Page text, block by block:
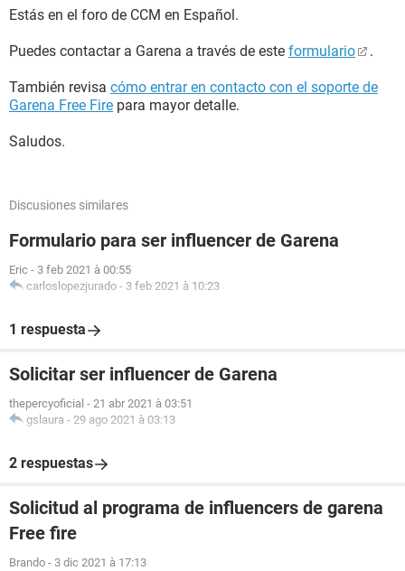
Estás en el foro de CCM en Español.
Puedes contactar a Garena a través de este formulario .
También revisa cómo entrar en contacto con el soporte de
Garena Free Fire para mayor detalle.
Saludos.
Discusiones similares
Formulario para ser influencer de Garena
Eric - 3 feb 2021 à 00:55
carloslopezjurado - 3 feb 2021 à 10:23
1 respuesta
Solicitar ser influencer de Garena
thepercyoficial - 21 abr 2021 à 03:51
gslaura - 29 ago 2021 à 03:13
2 respuestas
Solicitud al programa de influencers de garena
Free fire
Brando - 3 dic 2021 à 17:13